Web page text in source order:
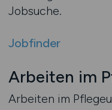
Jobsuche.
Jobfinder
Arbeiten im
Arbeiten im